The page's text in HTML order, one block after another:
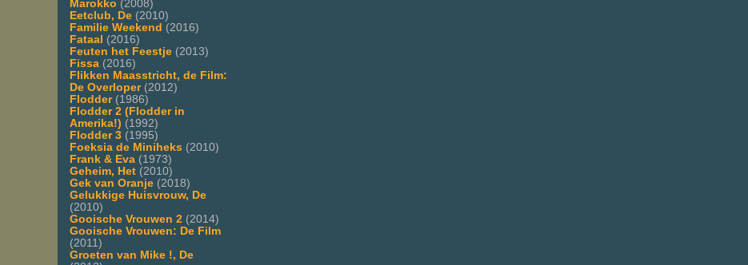
Marokko (2008)
Eetclub, De (2010)
Familie Weekend (2016)
Fataal (2016)
Feuten het Feestje (2013)
Fissa (2016)
Flikken Maasstricht, de Film:
De Overloper(2012)
Flodder(1986)
Flodder 2 (Flodder in
Amerika!) (1992)
Flodder 3 (1995)
Foeksia de Miniheks (2010)
Frank & Eva (1973)
Geheim, Het (2010)
Gek van Oranje (2018)
Gelukkige Huisvrouw, De
(2010)
Gooische Vrouwen 2 (2014)
Gooische Vrouwen: De Film
(2011)
Groeten van Mike !, De